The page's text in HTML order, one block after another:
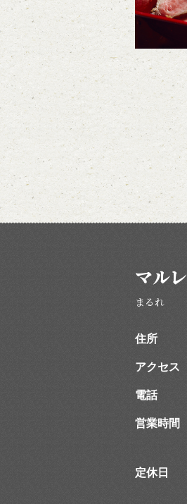
マルレ
まるれ
住所
アクセス
電話
営業時間
定休日